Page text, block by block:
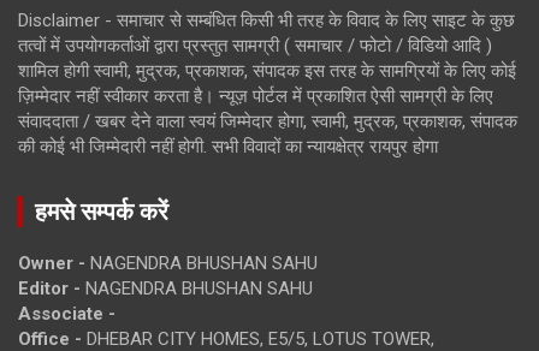
Disclaimer - समाचार से सम्बंधित किसी भी तरह के विवाद के लिए साइट के कुछ
तत्वों में उपयोगकर्ताओं द्वारा प्रस्तुत सामग्री ( समाचार / फोटो / विडियो आदि )
शामिल होगी स्वामी, मुद्रक, प्रकाशक, संपादक इस तरह के सामग्रियों के लिए कोई
ज़िम्मेदार नहीं स्वीकार करता है। न्यूज़ पोर्टल में प्रकाशित ऐसी सामग्री के लिए
संवाददाता / खबर देने वाला स्वयं जिम्मेदार होगा, स्वामी, मुद्रक, प्रकाशक, संपादक
की कोई भी जिम्मेदारी नहीं होगी. सभी विवादों का न्यायक्षेत्र रायपुर होगा
हमसे सम्पर्क करें
Owner - NAGENDRA BHUSHAN SAHU
Editor - NAGENDRA BHUSHAN SAHU
Associate -
Office - DHEBAR CITY HOMES, E5/5, LOTUS TOWER,